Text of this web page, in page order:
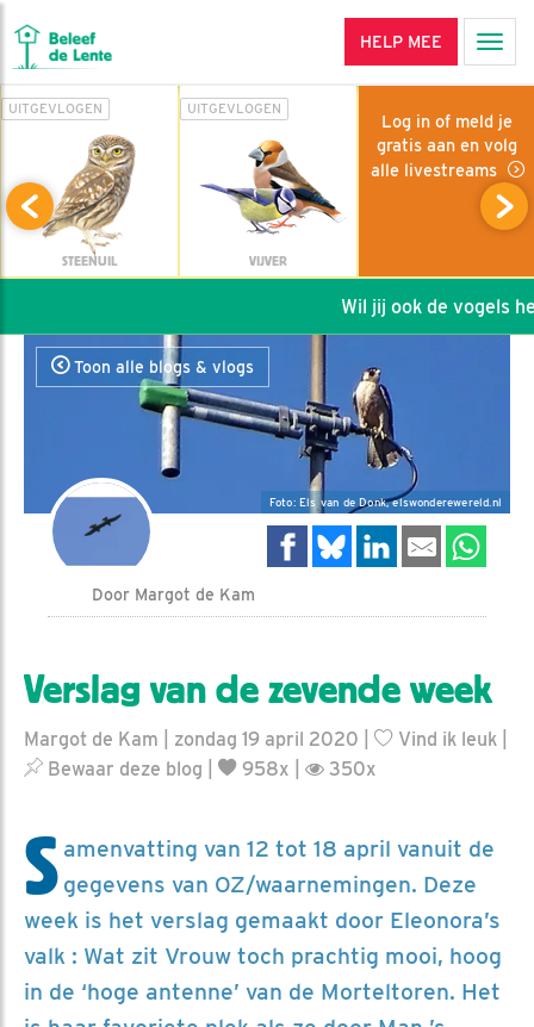
HELP MEE
UITGEVLOGEN
STEENUIL
UITGEVLOGEN
VIJVER
Log in of meld je
gratis aan en volg
alle livestreams
Wil jij ook de vogels
Toon alle blogs & vlogs
Foto: Els van de Donk, elswonderewereld.nl
Door Margot de Kam
Verslag van de zevende week
Margot de Kam | zondag 19 april 2020 | Vind ik leuk
Bewaar deze blog
958x | 350x
S amenvatting van 12 tot 18 april vanuit de
gegevens van OZ/waarnemingen. Deze
week is het verslag gemaakt door Eleonora’s
valk : Wat zit Vrouw toch prachtig mooi, hoog
in de ‘hoge antenne’ van de Morteltoren. Het